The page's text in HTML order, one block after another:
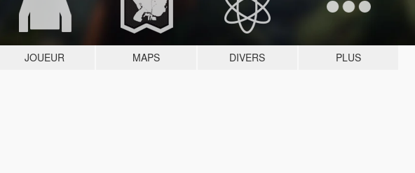
JOUEUR MAPS DIVERS PLUS